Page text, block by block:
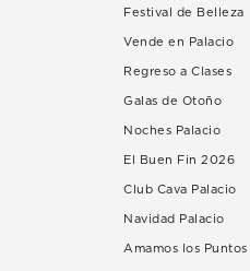
Festival de Belleza
Vende en Palacio
Regreso a Clases
Galas de Otoño
Noches Palacio
El Buen Fin 2026
Club Cava Palacio
Navidad Palacio
Amamos los Puntos